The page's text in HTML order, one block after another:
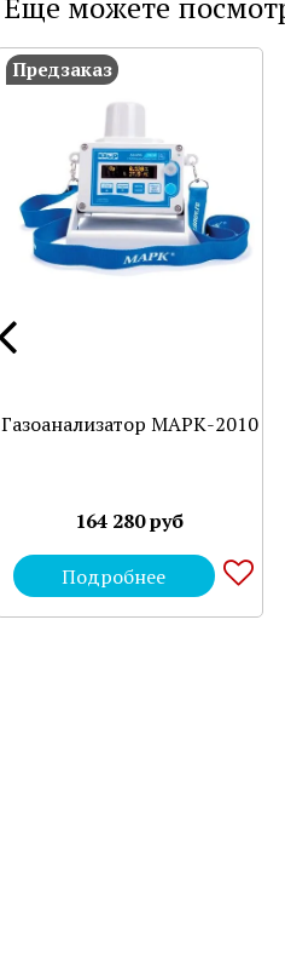
Предзаказ
Газоанализатор МАРК-2010
164 280 руб
Подробнее